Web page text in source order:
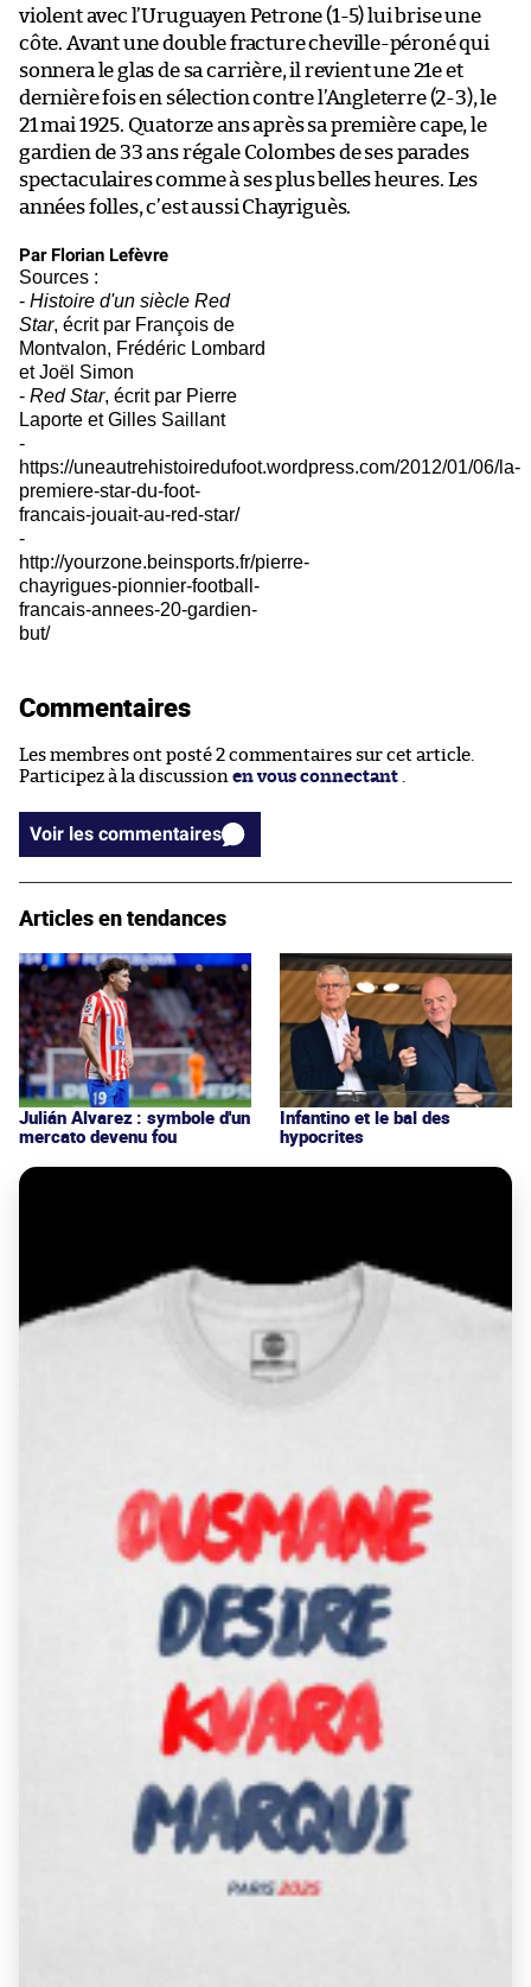
violent avec l’Uruguayen Petrone (1-5) lui brise une
côte. Avant une double fracture cheville-péroné qui
sonnera le glas de sa carrière, il revient une 21e et
dernière fois en sélection contre l’Angleterre (2-3), le
21 mai 1925. Quatorze ans après sa première cape, le
gardien de 33 ans régale Colombes de ses parades
spectaculaires comme à ses plus belles heures. Les
années folles, c’est aussi Chayriguès.
Par Florian Lefèvre
Sources :
- Histoire d'un siècle Red
Star, écrit par François de
Montvalon, Frédéric Lombard
et Joël Simon
- Red Star, écrit par Pierre
Laporte et Gilles Saillant
-
https://uneautrehistoiredufoot.wordpress.com/2012/01/06/la-
premiere-star-du-foot-
francais-jouait-au-red-star/
-
http://yourzone.beinsports.fr/pierre-
chayrigues-pionnier-football-
francais-annees-20-gardien-
but/
Commentaires
Les membres ont posté 2 commentaires sur cet article.
Participez à la discussion en vous connectant
Voir les commentaires
Articles en tendances
Julián Alvarez : symbole d'un
mercato devenu fou
Infantino et le bal des
hypocrites